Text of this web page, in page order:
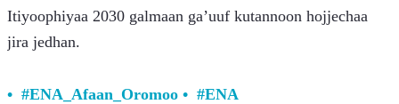
Itiyoophiyaa 2030 galmaan ga’uuf kutannoon hojjechaa
jira jedhan.
#ENA_Afaan_Oromoo #ENA